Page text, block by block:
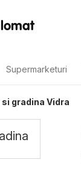
Supermarketuri
si gradina Vidra